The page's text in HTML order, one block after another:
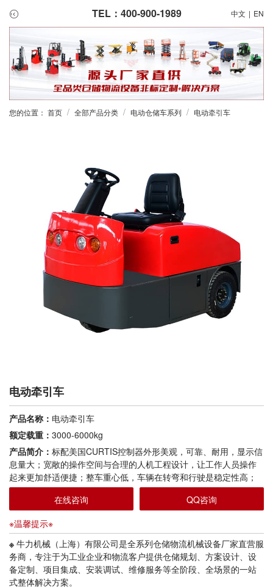
TEL：400-900-1989 中文 | EN
您的位置： 首页 / 全部产品分类 / 电动仓储车系列 / 电动牵引车
电动牵引车
产品名称： 电动牵引车
额定载重： 3000-6000kg
产品简介： 标配美国CURTIS控制器外形美观，可靠、耐用，显示信
息量大；宽敞的操作空间与合理的人机工程设计，让工作人员操作
起来更加舒适便捷；整车重心低，车辆在转弯和行驶是稳定性高；
在线咨询
QQ咨询
※温馨提示※
※ 牛力机械（上海）有限公司是全系列仓储物流机械设备厂家直营服
务商，专注于为工业企业和物流客户提供仓储规划、方案设计、设
备定制、项目集成、安装调试、维修服务等全阶段、全场景的一站
式整体解决方案。